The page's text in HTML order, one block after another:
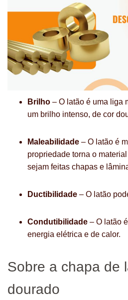
Brilho – O latão é uma liga
um brilho intenso, de cor
Maleabilidade – O latão é
propriedade torna o
sejam feitas chapas e
Ductibilidade – O latão
Condutibilidade – O latão
energia elétrica e de calor.
Sobre a chapa de
dourado